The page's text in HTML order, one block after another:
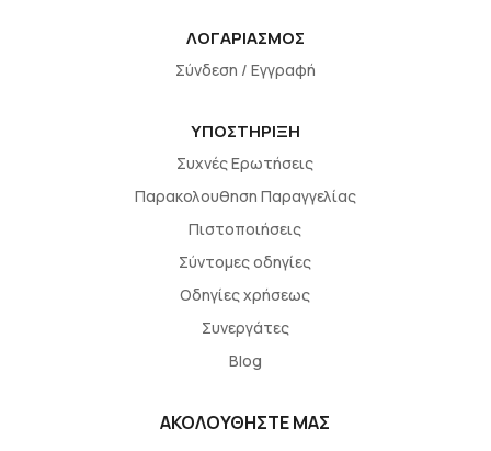
ΛΟΓΑΡΙΑΣΜΟΣ
Σύνδεση / Εγγραφή
ΥΠΟΣΤΗΡΙΞΗ
Συχνές Ερωτήσεις
Παρακολουθηση Παραγγελίας
Πιστοποιήσεις
Σύντομες οδηγίες
Οδηγίες χρήσεως
Συνεργάτες
Blog
ΑΚΟΛΟΥΘΗΣΤΕ ΜΑΣ